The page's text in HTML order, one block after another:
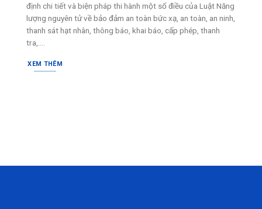
định chi tiết và biện pháp thi hành một số điều của Luật Năng
lượng nguyên tử về bảo đảm an toàn bức xạ, an toàn, an ninh,
thanh sát hạt nhân, thông báo, khai báo, cấp phép, thanh
tra,....
XEM THÊM